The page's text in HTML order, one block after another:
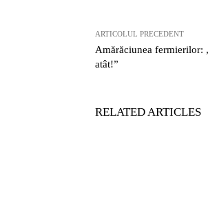
ARTICOLUL PRECEDENT
Amărăciunea fermierilor:
atât!”
RELATED ARTICLES